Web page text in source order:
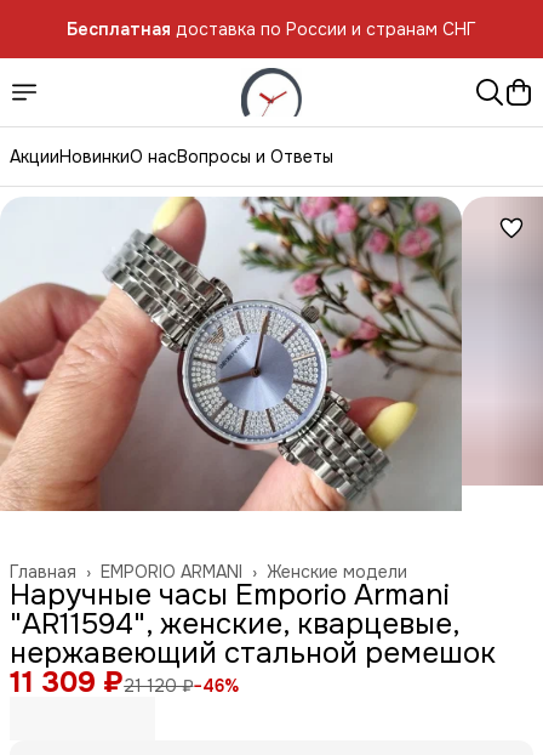
Бесплатная доставка по России и странам СНГ
АкцииНовинкиО насВопросы и Ответы
Женские модели
EMPORIO ARMANI ›
Главная ›
Наручные часы Emporio Armani
"AR11594", женские, кварцевые,
нержавеющий стальной ремешок
11 309 ₽21 120 ₽−46%